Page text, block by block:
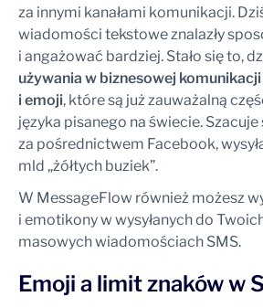
za innymi kanałami komunikacji.
wiadomości tekstowe znalazły
i angażować bardziej. Stało się to,
używania w biznesowej
i emoji, które są już zauważalną
języka pisanego na świecie. Szacuje
za pośrednictwem Facebook,
mld „żółtych buziek”.
W MessageFlow również możesz
i emotikony w wysyłanych do
masowych wiadomościach SMS.
Emoji a limit znaków w